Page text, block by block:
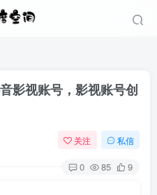
影视账号，影视账号创
关注 私信
0 85 9